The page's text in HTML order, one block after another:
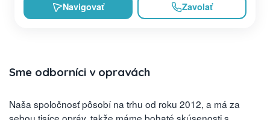
Navigovať Zavolať
Sme odborníci v opravách
Naša spoločnosť pôsobí na trhu od roku 2012, a má za